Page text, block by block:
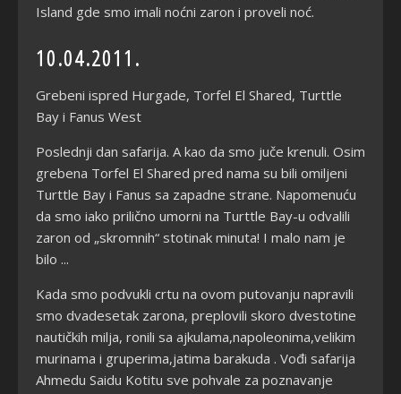
Island gde smo imali noćni zaron i proveli noć.
10.04.2011.
Grebeni ispred Hurgade, Torfel El Shared, Turttle
Bay i Fanus West
Poslednji dan safarija. A kao da smo juče krenuli. Osim
grebena Torfel El Shared pred nama su bili omiljeni
Turttle Bay i Fanus sa zapadne strane. Napomenuću
da smo iako prilično umorni na Turttle Bay-u odvalili
zaron od „skromnih“ stotinak minuta! I malo nam je
bilo ...
Kada smo podvukli crtu na ovom putovanju napravili
smo dvadesetak zarona, preplovili skoro dvestotine
nautičkih milja, ronili sa ajkulama,napoleonima,velikim
murinama i gruperima,jatima barakuda . Vođi safarija
Ahmedu Saidu Kotitu sve pohvale za poznavanje